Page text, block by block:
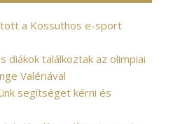
a Kossuthos e-sport
diákok találkoztak az olimpiai
Valériával
segítséget kérni és